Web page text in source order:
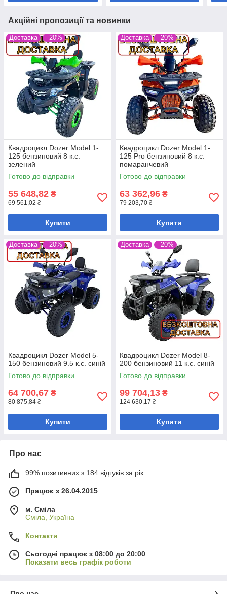
Акційні пропозиції та новинки
Доставка –20%
Квадроцикл Dozer Model 1-
125 бензиновий 8 к.с.
зелений
Готово до відправки
55 648,82 ₴
69 561,02 ₴
Купити
Доставка –20%
Квадроцикл Dozer Model 1-
125 Pro бензиновий 8 к.с.
помаранчевий
Готово до відправки
63 362,96 ₴
79 203,70 ₴
Купити
Доставка –20%
Квадроцикл Dozer Model 5-
150 бензиновий 9.5 к.с. синій
Готово до відправки
64 700,67 ₴
80 875,84 ₴
Купити
Доставка –20%
Квадроцикл Dozer Model 8-
200 бензиновий 11 к.с. синій
Готово до відправки
99 704,13 ₴
124 630,17 ₴
Купити
Про нас
99% позитивних з 184 відгуків за рік
Працює з 26.04.2015
м. Сміла
Сміла, Україна
Контакти
Сьогодні працює з 08:00 до 20:00
Показати весь графік роботи